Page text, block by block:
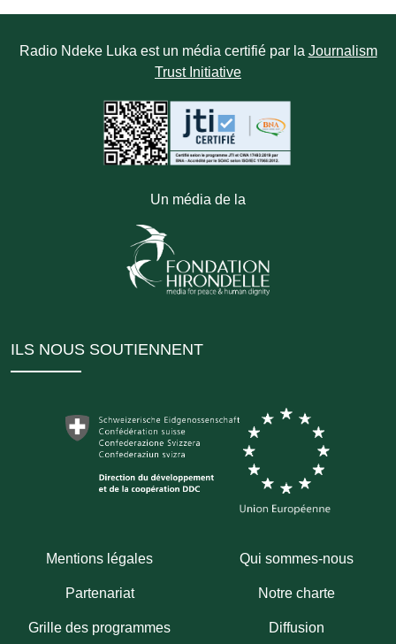
Radio Ndeke Luka est un média certifié par la Journalism
Trust Initiative
Un média de la
ILS NOUS SOUTIENNENT
Mentions légales Qui sommes-nous
Partenariat Notre charte
Grille des programmes Diffusion